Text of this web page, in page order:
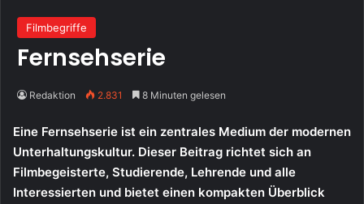
Filmbegriffe
Fernsehserie
Redaktion 2.831 8 Minuten gelesen
Eine Fernsehserie ist ein zentrales Medium der modernen
Unterhaltungskultur. Dieser Beitrag richtet sich an
Filmbegeisterte, Studierende, Lehrende und alle
Interessierten und bietet einen kompakten Überblick